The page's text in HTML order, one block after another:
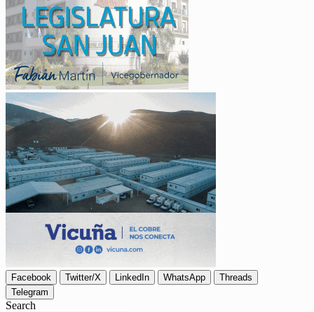
Facebook Twitter/X LinkedIn WhatsApp
Threads
Telegram
Search